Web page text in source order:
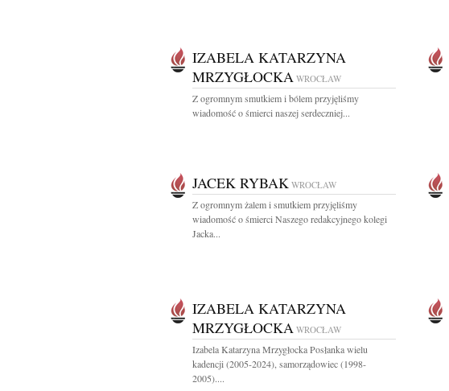
IZABELA KATARZYNA
MRZYGŁOCKA WROCŁAW
Z ogromnym smutkiem i bólem przyjęliśmy
wiadomość o śmierci naszej serdeczniej...
JACEK RYBAK WROCŁAW
Z ogromnym żalem i smutkiem przyjęliśmy
wiadomość o śmierci Naszego redakcyjnego kolegi
Jacka...
IZABELA KATARZYNA
MRZYGŁOCKA WROCŁAW
Izabela Katarzyna Mrzygłocka Posłanka wielu
kadencji (2005-2024), samorządowiec (1998-
2005)....